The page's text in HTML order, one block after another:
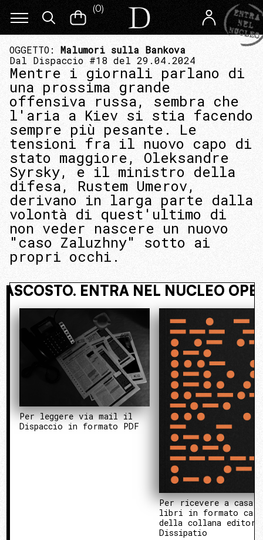
(0)
OGGETTO: Malumori sulla Bankova
Dal Dispaccio #18 del 29.04.2024
Mentre i giornali parlano di
una prossima grande
offensiva russa, sembra che
l'aria a Kiev si stia facendo
sempre più pesante. Le
tensioni fra il nuovo capo di
stato maggiore, Oleksandre
Syrsky, e il ministro della
difesa, Rustem Umerov,
derivano in larga parte dalla
volontà di quest'ultimo di
non veder nascere un nuovo
"caso Zaluzhny" sotto ai
propri occhi.
NASCOSTO. ENTRA NEL NUCLEO
Per leggere via mail il
Dispaccio in formato PDF
Per ricevere a casa i
libri in formato
della collana
Dissipatio